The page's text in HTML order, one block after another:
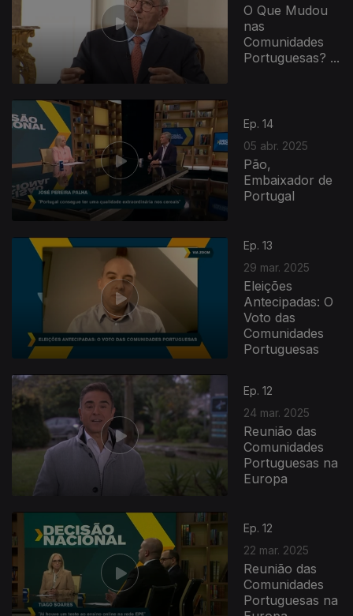
O Que Mudou
nas
Comunidades
Portuguesas? ...
Ep. 14
05 abr. 2025
Pão,
Embaixador de
Portugal
Ep. 13
29 mar. 2025
Eleições
Antecipadas: O
Voto das
Comunidades
Portuguesas
Ep. 12
24 mar. 2025
Reunião das
Comunidades
Portuguesas na
Europa
Ep. 12
22 mar. 2025
Reunião das
Comunidades
Portuguesas na